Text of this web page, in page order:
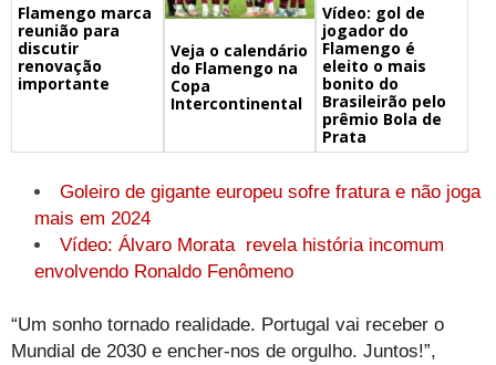
Flamengo marca
reunião para
discutir
renovação
importante
Veja o calendário
do Flamengo na
Copa
Intercontinental
Vídeo: gol de
jogador do
Flamengo é
eleito o mais
bonito do
Brasileirão pelo
prêmio Bola de
Prata
Goleiro de gigante europeu sofre fratura e não joga
mais em 2024
Vídeo: Álvaro Morata revela história incomum
envolvendo Ronaldo Fenômeno
“Um sonho tornado realidade. Portugal vai receber o
Mundial de 2030 e encher-nos de orgulho. Juntos!”,